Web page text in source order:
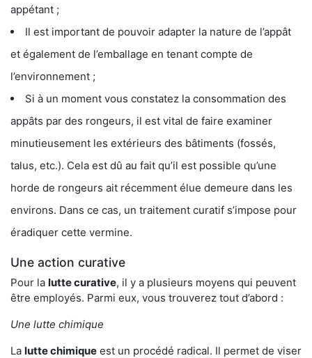
appétant ;
Il est important de pouvoir adapter la nature de l’appât
et également de l’emballage en tenant compte de
l’environnement ;
Si à un moment vous constatez la consommation des
appâts par des rongeurs, il est vital de faire examiner
minutieusement les extérieurs des bâtiments (fossés,
talus, etc.). Cela est dû au fait qu’il est possible qu’une
horde de rongeurs ait récemment élue demeure dans les
environs. Dans ce cas, un traitement curatif s’impose pour
éradiquer cette vermine.
Une action curative
Pour la lutte curative, il y a plusieurs moyens qui peuvent
être employés. Parmi eux, vous trouverez tout d’abord :
Une lutte chimique
La lutte chimique est un procédé radical. Il permet de viser